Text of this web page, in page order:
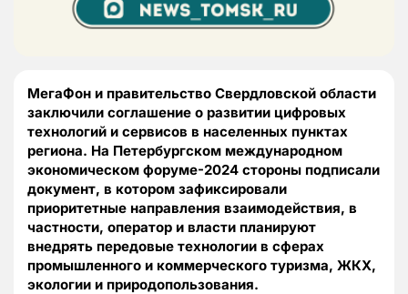
МегаФон и правительство Свердловской области
заключили соглашение о развитии цифровых
технологий и сервисов в населенных пунктах
региона. На Петербургском международном
экономическом форуме-2024 стороны подписали
документ, в котором зафиксировали
приоритетные направления взаимодействия, в
частности, оператор и власти планируют
внедрять передовые технологии в сферах
промышленного и коммерческого туризма, ЖКХ,
экологии и природопользования.